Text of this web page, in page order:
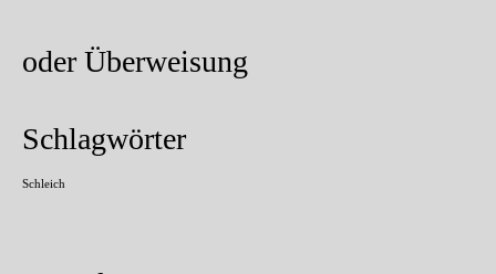
oder Überweisung
Schlagwörter
Schleich